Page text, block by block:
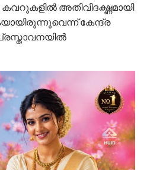
അതിവിദഗ്ദ്ധമായി
കേന്ദ്ര